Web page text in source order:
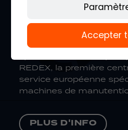
MB FORKLIFT
Les produits MB Forklift
REDEX, la première
service européenne
machines de
PLUS D'INFO
Accepter